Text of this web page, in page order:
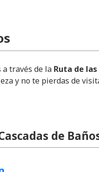
través de la Ruta de las
y no te pierdas de
de